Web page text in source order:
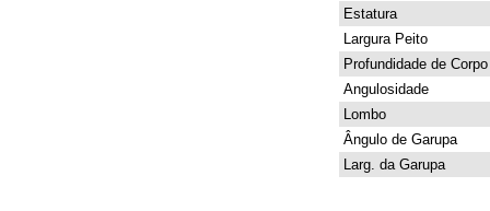
Estatura
Largura Peito
Profundidade de Corpo
Angulosidade
Lombo
Ângulo de Garupa
Larg. da Garupa